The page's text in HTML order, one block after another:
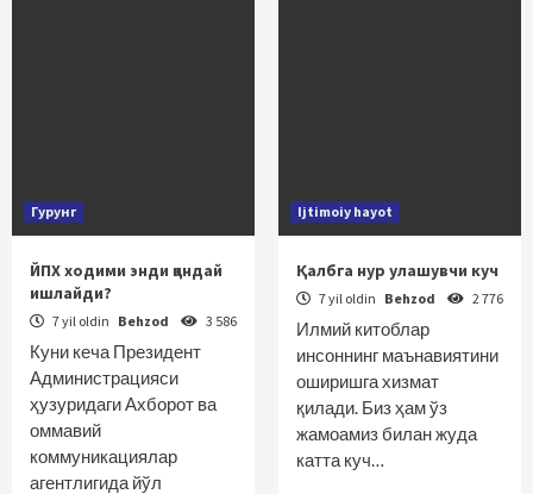
Гурунг
ЙПХ ходими энди қандай
ишлайди?
7 yil oldin Behzod 3 586
Куни кеча Президент
Администрацияси
ҳузуридаги Ахборот ва
оммавий
коммуникациялар
агентлигида йўл
Ijtimoiy hayot
Қалбга нур улашувчи куч
7 yil oldin Behzod 2 776
Илмий китоблар
инсоннинг маънавиятини
оширишга хизмат
қилади. Биз ҳам ўз
жамоамиз билан жуда
катта куч…